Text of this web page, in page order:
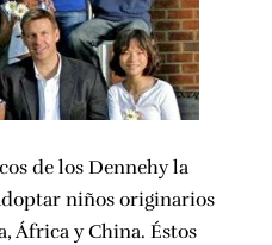
de los Dennehy la
niños originarios
África y China. Éstos